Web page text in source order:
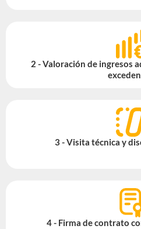
2 - Valoración de ingresos
3 - Visita técnica y
4 - Firma de contrato